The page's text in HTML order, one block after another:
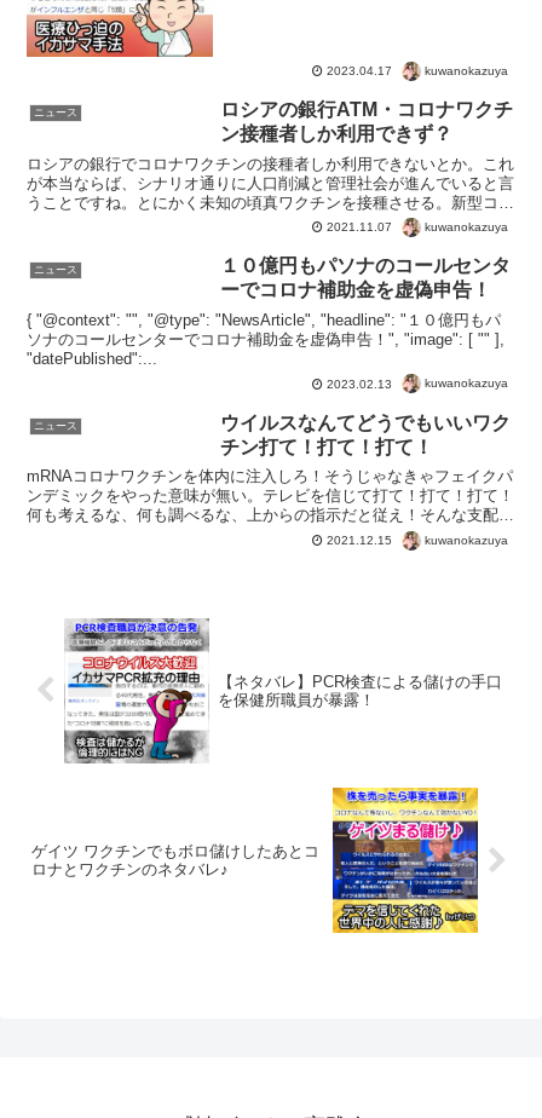
2023.04.17 kuwanokazuya
ニュース
ロシアの銀行ATM・コロナワクチ
ン接種者しか利用できず？
ロシアの銀行でコロナワクチンの接種者しか利用できないとか。これ
が本当ならば、シナリオ通りに人口削減と管理社会が進んでいると言
うことですね。とにかく未知の頃真ワクチンを接種させる。新型コロ
ナウイルスなんてどうでもよくなっているのでしょうね。プ...
2021.11.07 kuwanokazuya
ニュース
１０億円もパソナのコールセンタ
ーでコロナ補助金を虚偽申告！
{ "@context": "", "@type": "NewsArticle", "headline": "１０億円もパ
ソナのコールセンターでコロナ補助金を虚偽申告！", "image": [ "" ],
"datePublished":...
2023.02.13 kuwanokazuya
ニュース
ウイルスなんてどうでもいいワク
チン打て！打て！打て！
mRNAコロナワクチンを体内に注入しろ！そうじゃなきゃフェイクパ
ンデミックをやった意味が無い。テレビを信じて打て！打て！打て！
何も考えるな、何も調べるな、上からの指示だと従え！そんな支配者
層の思わくがよく分かりますね。何回打つかって？そりゃ...
2021.12.15 kuwanokazuya
【ネタバレ】PCR検査による儲けの手口
を保健所職員が暴露！
ゲイツ ワクチンでもボロ儲けしたあとコ
ロナとワクチンのネタバレ♪